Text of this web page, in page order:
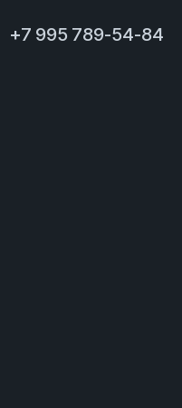
+7 995 789-54-84